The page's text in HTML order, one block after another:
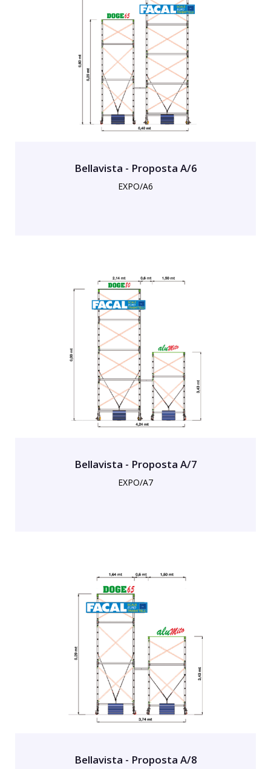
Bellavista - Proposta A/6
EXPO/A6
Bellavista - Proposta A/7
EXPO/A7
Bellavista - Proposta A/8